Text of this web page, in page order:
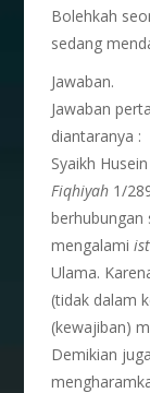
Bolehkah
sedang
Jawaban.
Jawaban
diantaranya :
Syaikh
Fiqhiyah 1/
berhubungan
mengalami
Ulama.
(tidak dalam
(kewajiban)
Demikian